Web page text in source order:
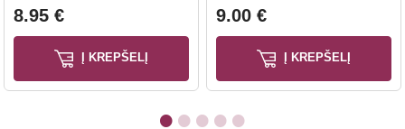
8.95 €
Į KREPŠELĮ
9.00 €
Į KREPŠELĮ